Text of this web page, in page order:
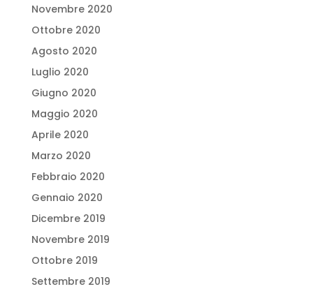
Novembre 2020
Ottobre 2020
Agosto 2020
Luglio 2020
Giugno 2020
Maggio 2020
Aprile 2020
Marzo 2020
Febbraio 2020
Gennaio 2020
Dicembre 2019
Novembre 2019
Ottobre 2019
Settembre 2019